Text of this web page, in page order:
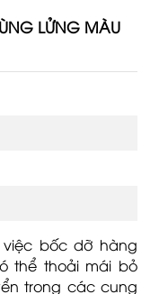
LỬNG MÀU
bốc dỡ hàng
thể thoải mái bỏ
trong các cung